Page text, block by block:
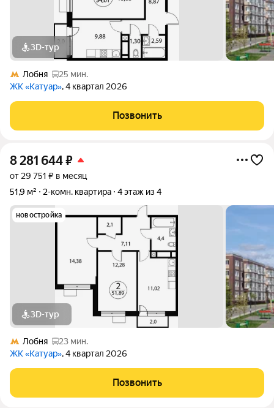
3D-тур
Лобня
25 мин.
ЖК «Катуар», 4 квартал 2026
Позвонить
8 281 644₽
от 29 751 ₽ в месяц
51,9 м²
2-комн. квартира 4 этаж из 4
новостройка
3D-тур
Лобня
23 мин.
ЖК «Катуар», 4 квартал 2026
Позвонить